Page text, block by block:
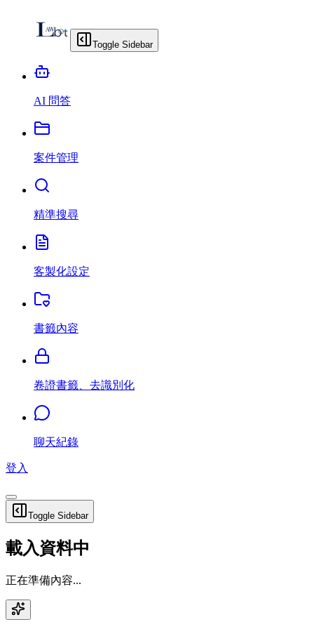
Toggle Sidebar
AI 問答
案件管理
精準搜尋
客製化設定
書籤內容
卷證書籤、去識別化
聊天紀錄
登入
Toggle Sidebar
載入資料中
正在準備內容...